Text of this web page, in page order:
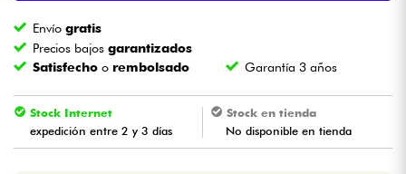
Vientos
Violines y cuarteto
Envíogratis
Precios bajosgarantizados
Satisfecho o rembolsado Garantía 3 años
Stock Internet
expedición entre 2 y 3 días
Stock en tienda
No disponible en tienda